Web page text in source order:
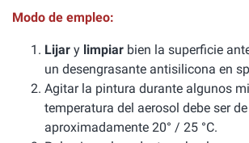
Modo de empleo:
Lijar y limpiar bien la superficie
un desengrasante antisilicona en
Agitar la pintura durante algunos
temperatura del aerosol debe ser de
aproximadamente 20° / 25 °C.